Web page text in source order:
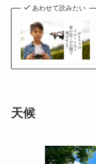
あわせて読みたい
天候